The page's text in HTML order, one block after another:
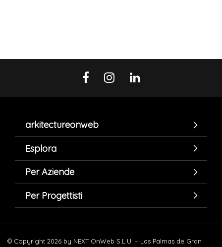
arkitectureonweb
Esplora
Per Aziende
Per Progettisti
© Copyright 2026 by NEXT OnWeb S.L.U. – Las Palmas de Gran